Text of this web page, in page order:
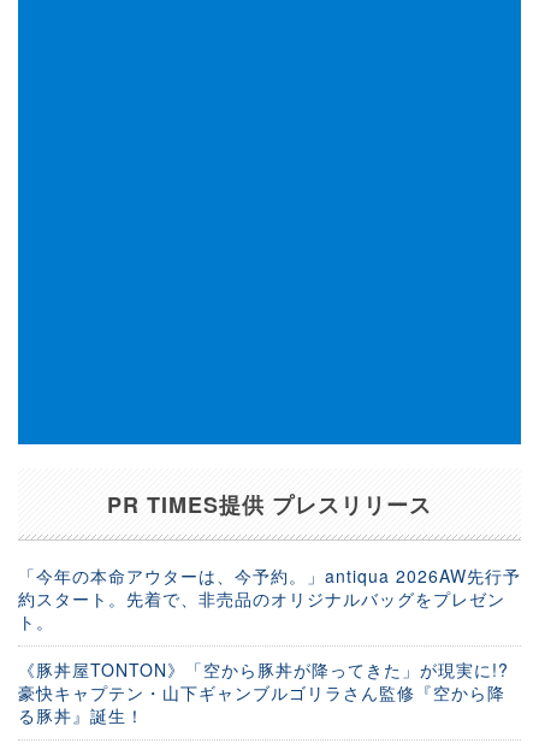
PR TIMES提供 プレスリリース
「今年の本命アウターは、今予約。」antiqua 2026AW先行予
約スタート。先着で、非売品のオリジナルバッグをプレゼン
ト。
《豚丼屋TONTON》「空から豚丼が降ってきた」が現実に!?
豪快キャプテン・山下ギャンブルゴリラさん監修『空から降
る豚丼』誕生！